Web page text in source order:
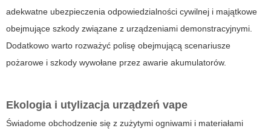
adekwatne ubezpieczenia odpowiedzialności cywilnej i majątkowe
obejmujące szkody związane z urządzeniami demonstracyjnymi.
Dodatkowo warto rozważyć polisę obejmującą scenariusze
pożarowe i szkody wywołane przez awarie akumulatorów.
Ekologia i utylizacja urządzeń vape
Świadome obchodzenie się z zużytymi ogniwami i materiałami